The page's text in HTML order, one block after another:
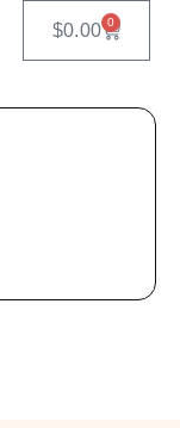
$0.00 0